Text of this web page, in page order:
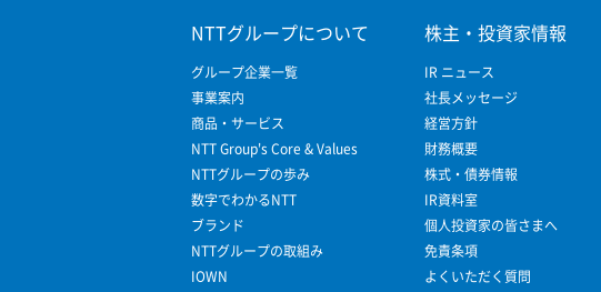
NTTグループについて
グループ企業一覧
事業案内
商品・サービス
NTT Group's Core & Values
NTTグループの歩み
数字でわかるNTT
ブランド
NTTグループの取組み
IOWN
株主・投資家情報
IR ニュース
社長メッセージ
経営方針
財務概要
株式・債券情報
IR資料室
個人投資家の皆さまへ
免責条項
よくいただく質問